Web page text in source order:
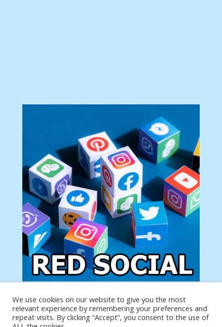
Tu anuncio va aquí
Podemos poner tu anuncio aquí con un link de tu
producto o página
We use cookies on our website to give you the most
relevant experience by remembering your preferences and
repeat visits. By clicking “Accept”, you consent to the use of